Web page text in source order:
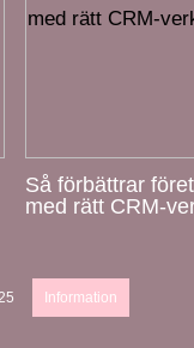
Så förbättrar
med rätt CRM-
Information